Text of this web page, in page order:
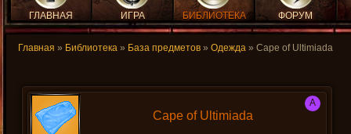
ГЛАВНАЯ ИГРА БИБЛИОТЕКА ФОРУМ
Главная » Библиотека » База предметов » Одежда » Cape of Ultimiada
Cape of Ultimiada
A